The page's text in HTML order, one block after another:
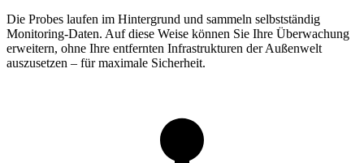
Die Probes laufen im Hintergrund und sammeln selbstständig
Monitoring-Daten. Auf diese Weise können Sie Ihre Überwachung
erweitern, ohne Ihre entfernten Infrastrukturen der Außenwelt
auszusetzen – für maximale Sicherheit.